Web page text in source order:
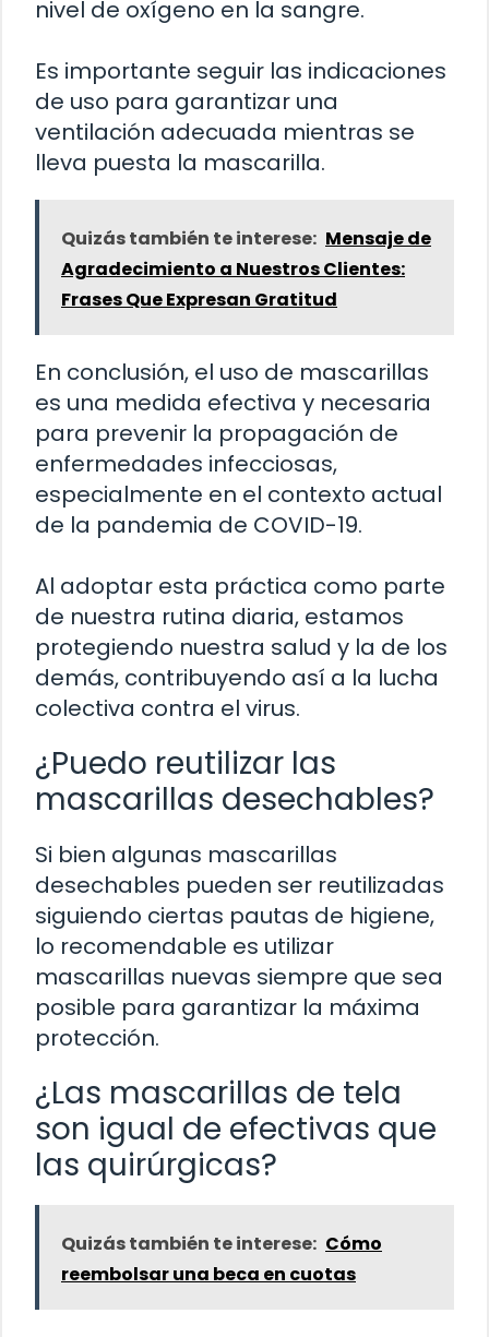
nivel de oxígeno en la sangre.
Es importante seguir las indicaciones
de uso para garantizar una
ventilación adecuada mientras se
lleva puesta la mascarilla.
Quizás también te interese: Mensaje de
Agradecimiento a Nuestros Clientes:
Frases Que Expresan Gratitud
En conclusión, el uso de mascarillas
es una medida efectiva y necesaria
para prevenir la propagación de
enfermedades infecciosas,
especialmente en el contexto actual
de la pandemia de COVID-19.
Al adoptar esta práctica como parte
de nuestra rutina diaria, estamos
protegiendo nuestra salud y la de los
demás, contribuyendo así a la lucha
colectiva contra el virus.
¿Puedo reutilizar las
mascarillas desechables?
Si bien algunas mascarillas
desechables pueden ser reutilizadas
siguiendo ciertas pautas de higiene,
lo recomendable es utilizar
mascarillas nuevas siempre que sea
posible para garantizar la máxima
protección.
¿Las mascarillas de tela
son igual de efectivas que
las quirúrgicas?
Quizás también te interese: Cómo
reembolsar una beca en cuotas